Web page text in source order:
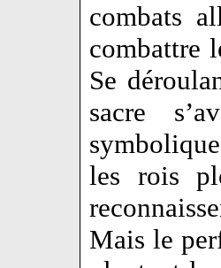
combats
combattre
Se
sacre
les rois
Mais le